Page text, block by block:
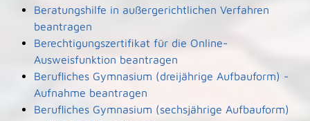
Beratungshilfe in außergerichtlichen Verfahren
beantragen
Berechtigungszertifikat für die Online-
Ausweisfunktion beantragen
Berufliches Gymnasium (dreijährige Aufbauform) -
Aufnahme beantragen
Berufliches Gymnasium (sechsjährige Aufbauform)